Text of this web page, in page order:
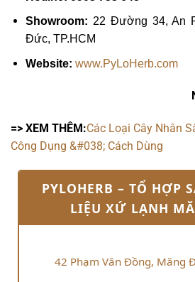
Showroom: 22 Đường 34, An
Đức, TP.HCM
Website: www.PyLoHerb.com
=> XEM THÊM:Các Loại Cây Nhân
Công Dụng &#038; Cách Dùng
PYLOHERB – TỔ HỢP
LIỆU XỨ LẠNH
42 Phạm Văn Đồng, Măng